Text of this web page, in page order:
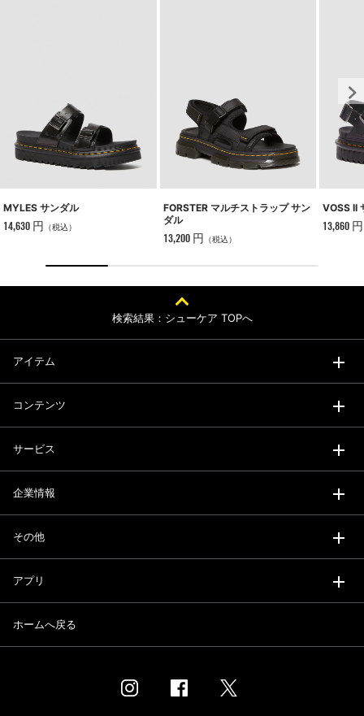
MYLES サンダル
14,630 円 （税込）
FORSTER マルチストラップ サン
ダル
13,200 円 （税込）
VOSS II
13,860 円
検索結果：シューケア TOPへ
アイテム
コンテンツ
サービス
企業情報
その他
アプリ
ホームへ戻る